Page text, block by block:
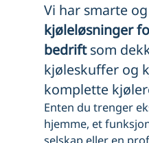
Vi har smarte
kjøleløsninger
bedriftsom
kjøleskuffer og
komplette
Enten du trenger
hjemme, et